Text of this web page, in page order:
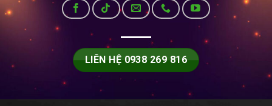
LIÊN HỆ 0938 269 816